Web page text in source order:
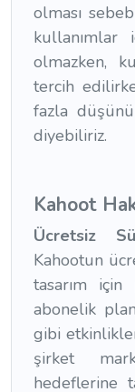
olması
kullanımlar
olmazken,
tercih
fazla
diyebiliriz.
Kahoot
Ücretsiz
Kahootun
tasarım
abonelik
gibi
şirket
hedeflerine